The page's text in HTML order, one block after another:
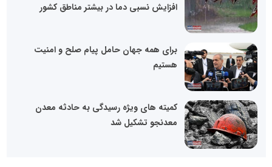
افزایش نسبی دما در بیشتر مناطق کشور
برای همه جهان حامل پیام صلح و امنیت
هستیم
کمیته های ویژه رسیدگی به حادثه معدن
معدنجو تشکیل شد